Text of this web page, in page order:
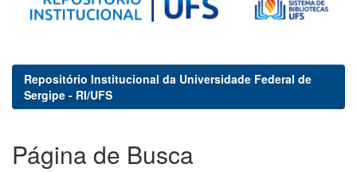
Repositório Institucional da Universidade Federal de
Sergipe - RI/UFS
Página de Busca